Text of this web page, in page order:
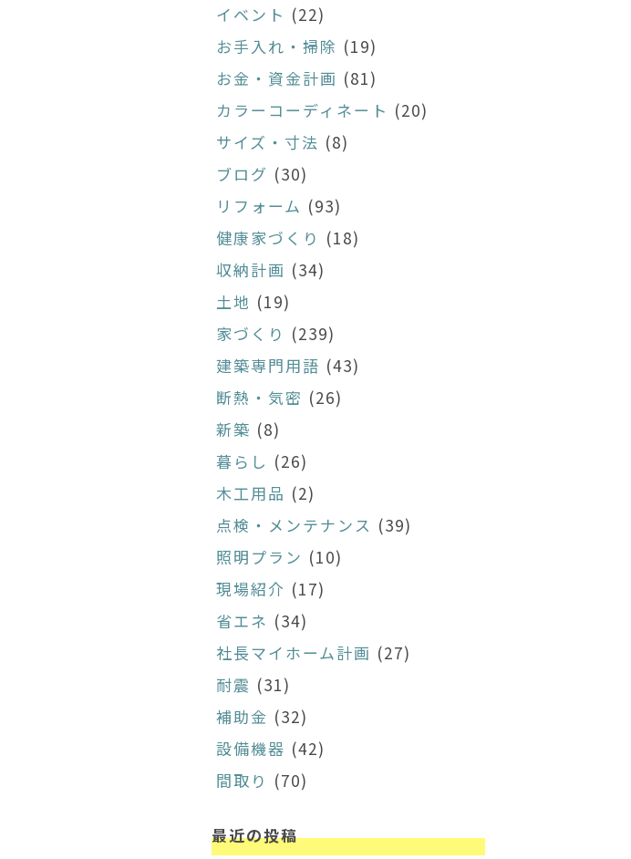
イベント (22)
お手入れ・掃除 (19)
お金・資金計画 (81)
カラーコーディネート (20)
サイズ・寸法 (8)
ブログ (30)
リフォーム (93)
健康家づくり (18)
収納計画 (34)
土地 (19)
家づくり (239)
建築専門用語 (43)
断熱・気密 (26)
新築 (8)
暮らし (26)
木工用品 (2)
点検・メンテナンス (39)
照明プラン (10)
現場紹介 (17)
省エネ (34)
社長マイホーム計画 (27)
耐震 (31)
補助金 (32)
設備機器 (42)
間取り (70)
最近の投稿